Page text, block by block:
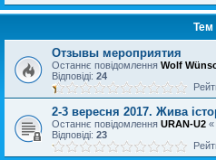
Тем
Отзывы мероприятия
Останнє повідомлення Wolf
Відповіді: 24
2-3 вересня 2017. Жива
Останнє повідомлення URAN-U2 «
Відповіді: 23